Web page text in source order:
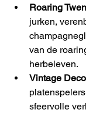
Roaring
jurken,
van de
herbeleven.
Vintage
sfeervolle